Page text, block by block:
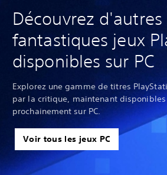
Découvrez d'autres
fantastiques jeux
disponibles sur PC
Explorez une gamme de titres
par la critique, maintenant
prochainement sur PC.
Voir tous les jeux PC